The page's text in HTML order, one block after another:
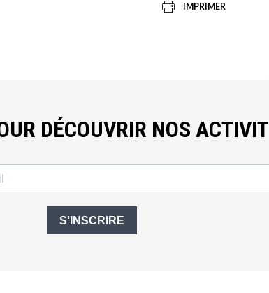
IMPRIMER
DÉCOUVRIR NOS
S'INSCRIRE